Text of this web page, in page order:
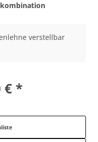
verstellbar
€ *